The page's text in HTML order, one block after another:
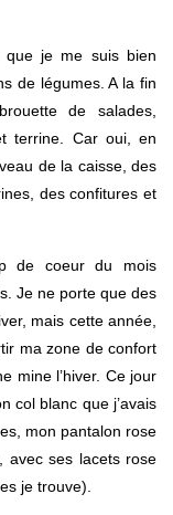
je me suis bien
de légumes. A la fin
de salades,
terrine. Car oui, en
de la caisse, des
des confitures et
de coeur du mois
Je ne porte que des
mais cette année,
ma zone de confort
mine l’hiver. Ce jour
col blanc que j’avais
mon pantalon rose
avec ses lacets rose
je trouve).